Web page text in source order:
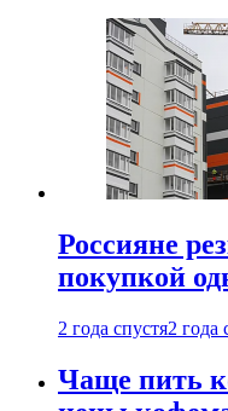
Россияне
покупкой
2 года спустя2 года
Чаще пить